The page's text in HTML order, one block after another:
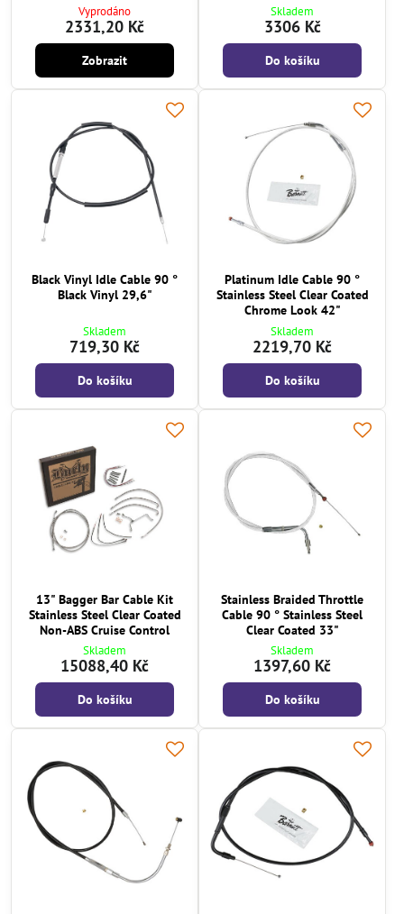
Vyprodáno
2331,20 Kč
Zobrazit
Skladem
3306 Kč
Do košíku
Black Vinyl Idle Cable 90 °
Black Vinyl 29,6"
Skladem
719,30 Kč
Do košíku
Platinum Idle Cable 90 °
Stainless Steel Clear Coated
Chrome Look 42"
Skladem
2219,70 Kč
Do košíku
13" Bagger Bar Cable Kit
Stainless Steel Clear Coated
Non-ABS Cruise Control
Skladem
15088,40 Kč
Do košíku
Stainless Braided Throttle
Cable 90 ° Stainless Steel
Clear Coated 33"
Skladem
1397,60 Kč
Do košíku